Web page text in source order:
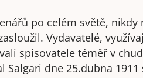
po celém světě, nikdy
Vydavatelé,
spisovatele téměř v
dne 25.dubna 1911